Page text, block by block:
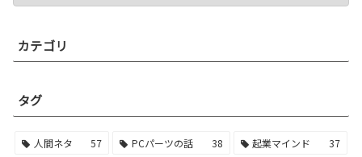
カテゴリ
タグ
人間ネタ 57 PCパーツの話 38 起業マインド
37